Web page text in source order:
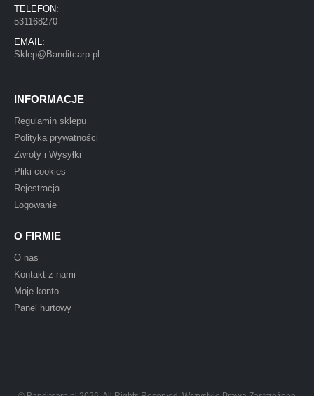
TELEFON:
531168270
EMAIL:
Sklep@Banditcarp.pl
INFORMACJE
Regulamin sklepu
Polityka prywatności
Zwroty i Wysyłki
Pliki cookies
Rejestracja
Logowanie
O FIRMIE
O nas
Kontakt z nami
Moje konto
Panel hurtowy